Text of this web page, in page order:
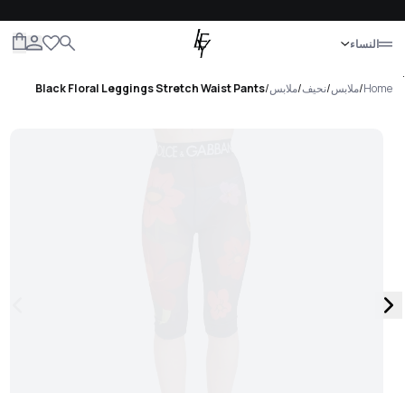
النساء
إغلاق
.
Home
/ملابس/نحيف/ملابس/
Black Floral Leggings Stretch Waist Pants